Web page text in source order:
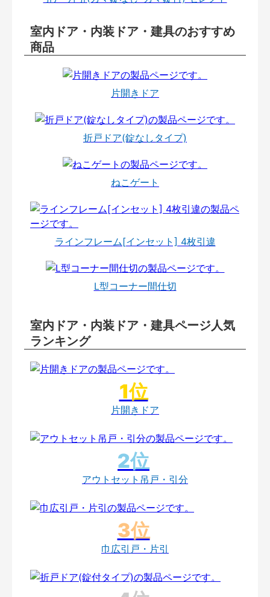
室内ドア・内装ドア・建具のおすすめ
商品
片開きドア
折戸ドア(錠なしタイプ)
ねこゲート
ラインフレーム[インセット] 4枚引違
L型コーナー間仕切
室内ドア・内装ドア・建具ページ人気
ランキング
片開きドア
アウトセット吊戸・引分
巾広引戸・片引